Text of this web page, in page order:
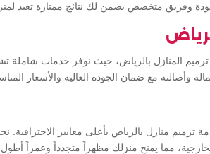
وفريق متخصص يضمن لك نتائج ممتازة تعيد
المنازل بالرياض، حيث نوفر خدمات شاملة
وأصالته مع ضمان الجودة العالية والأسعار
منازل بالرياض بأعلى معايير
مما يمنح منزلك مظهراً متجدداً وعمراً